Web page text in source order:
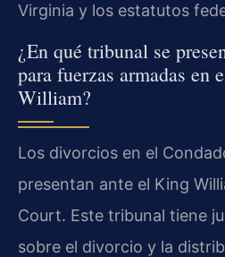
Virginia y los estatutos
¿En qué tribunal se
para fuerzas armadas en
William?
Los divorcios en el
presentan ante el King
Court. Este tribunal tiene
sobre el divorcio y la